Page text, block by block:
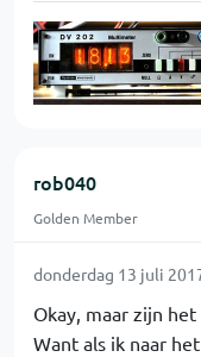
rob040
Golden Member
donderdag 13 juli
Okay, maar zijn
Want als ik naar